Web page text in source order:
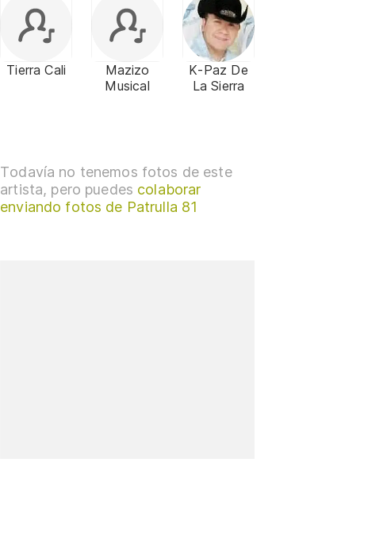
Tierra Cali
Mazizo
Musical
K-Paz De
La Sierra
Todavía no tenemos fotos de este
artista, pero puedes colaborar
enviando fotos de Patrulla 81